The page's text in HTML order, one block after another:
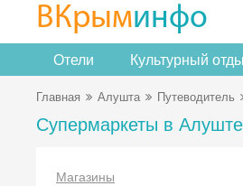
ВКрыминфо
Отели Культурный
Главная Алушта Путеводитель
Супермаркеты в Алуште
Магазины